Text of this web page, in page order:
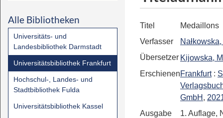
Alle Bibliotheken
Universitäts- und
Landesbibliothek Darmstadt
Universitätsbibliothek Frankfurt
Hochschul-, Landes- und
Stadtbibliothek Fulda
Universitätsbibliothek Kassel
Titel
Medaillons
Verfasser
Übersetzer Kijowska,
ErschienenFrankfurt:
GmbH ,
Ausgabe
1. Auflage,